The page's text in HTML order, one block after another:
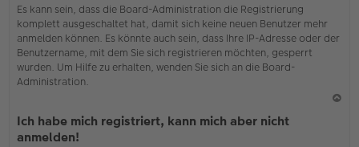
b
Es kann sein, dass die Board-Administration die Registrierung
komplett ausgeschaltet hat, damit sich keine neuen Benutzer mehr
anmelden können. Es könnte auch sein, dass Ihre IP-Adresse oder der
Benutzername, mit dem Sie sich registrieren möchten, gesperrt
wurden. Um Hilfe zu erhalten, wenden Sie sich an die Board-
Administration.
Ich habe mich registriert, kann mich aber nicht
anmelden!